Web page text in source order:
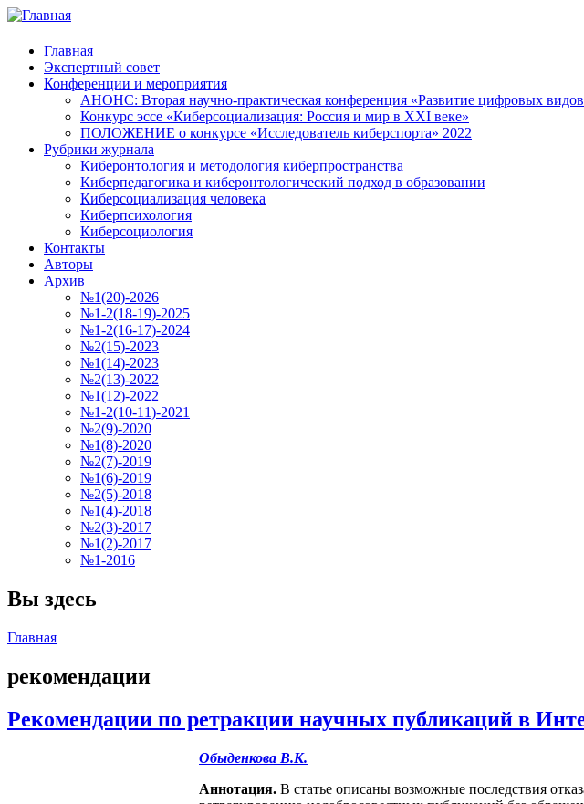
Главная
Экспертный совет
Конференции и мероприятия
АНОНС: Вторая научно-практическая конференция «Развитие цифровых видов
Конкурс эссе «Киберсоциализация: Россия и мир в XXI веке»
ПОЛОЖЕНИЕ о конкурсе «Исследователь киберспорта» 2022
Рубрики журнала
Киберонтология и методология киберпространства
Киберпедагогика и киберонтологический подход в образовании
Киберсоциализация человека
Киберпсихология
Киберсоциология
Контакты
Авторы
Архив
№1(20)-2026
№1-2(18-19)-2025
№1-2(16-17)-2024
№2(15)-2023
№1(14)-2023
№2(13)-2022
№1(12)-2022
№1-2(10-11)-2021
№2(9)-2020
№1(8)-2020
№2(7)-2019
№1(6)-2019
№2(5)-2018
№1(4)-2018
№2(3)-2017
№1(2)-2017
№1-2016
Вы здесь
Главная
рекомендации
Рекомендации по ретракции научных публикаций в
Обыденкова В.К.
Аннотация. В статье описаны возможные последствия